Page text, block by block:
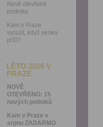
Nově otevřené
podniky
Kam v Praze
vyrazit, když venku
prší?
LÉTO 2026 V
PRAZE
NOVĚ
OTEVŘENO: 15
nových podniků
Kam v Praze v
srpnu ZADARMO